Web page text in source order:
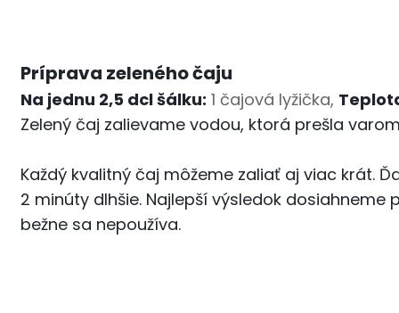
Príprava zeleného čaju
Na jednu 2,5 dcl šálku: 1 čajová lyžička,
Zelený čaj zalievame vodou, ktorá prešla
Každý kvalitný čaj môžeme zaliať aj viac krát.
2 minúty dlhšie. Najlepší výsledok
bežne sa nepoužíva.